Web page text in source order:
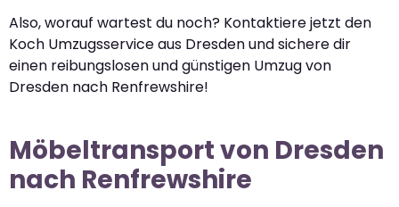
Also, worauf wartest du noch? Kontaktiere jetzt den
Koch Umzugsservice aus Dresden und sichere dir
einen reibungslosen und günstigen Umzug von
Dresden nach Renfrewshire!
Möbeltransport von Dresden
nach Renfrewshire